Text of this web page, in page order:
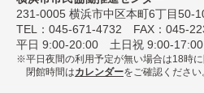
231-0005 横浜市中区本町6丁⽬50-
TEL： 045-671-4732 FAX：045-
平⽇ 9:00-20:00 ⼟⽇祝 9:00-17:00
平日夜間の利用予定が無い場合は18時に
閉館時間はカレンダーをご確認ください